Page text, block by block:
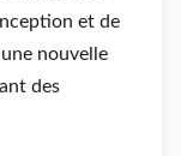
et de
nouvelle
des